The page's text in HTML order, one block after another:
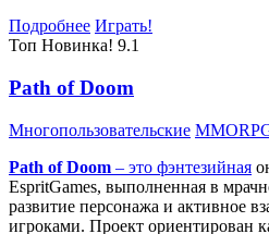
Подробнее Играть!
Топ Новинка! 9.1
Path of Doom
Многопользовательские
Path of Doom – это фэнтезийная
EspritGames, выполненная в
развитие персонажа и активное
игроками. Проект ориентирован